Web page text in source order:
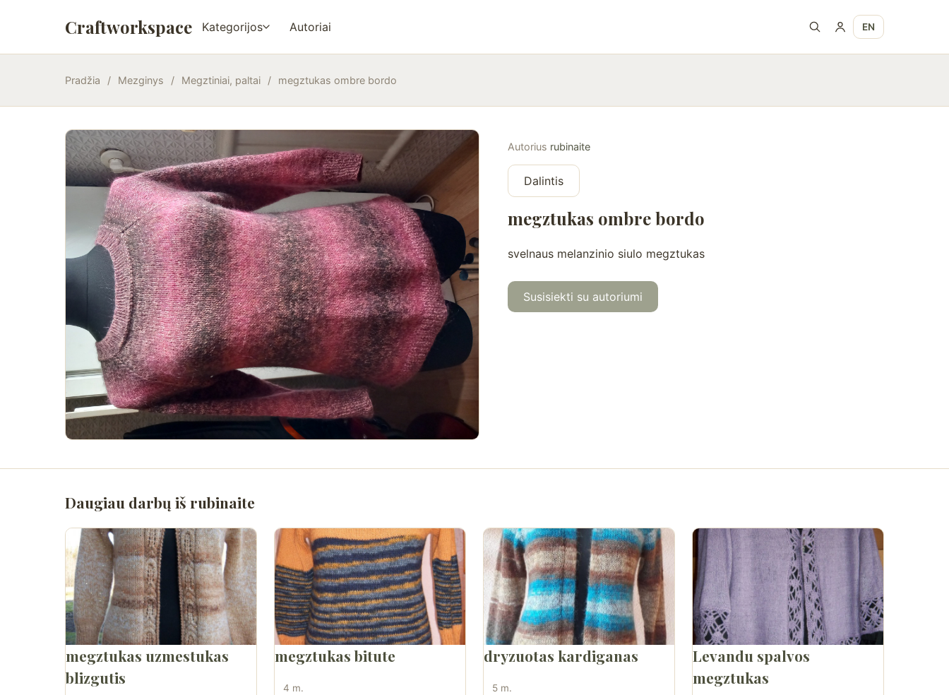
Craftworkspace Kategorijos Autoriai EN
Pradžia / Mezginys / Megztiniai, paltai / megztukas ombre bordo
Autorius rubinaite
Dalintis
megztukas ombre bordo
svelnaus melanzinio siulo megztukas
Susisiekti su autoriumi
Daugiau darbų iš rubinaite
megztukas uzmestukas
blizgutis
megztukas bitute
4 m.
dryzuotas kardiganas
5 m.
Levandu spalvos
megztukas